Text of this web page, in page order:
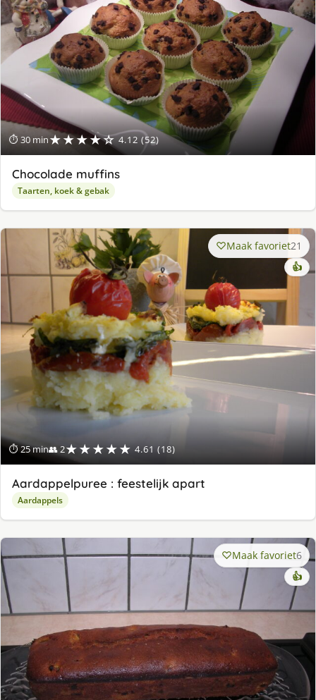
⏱ 30 min★★★★☆ 4.12 (52)
Chocolade muffins
Taarten, koek & gebak
⏱ 25 min👥 2★★★★★ 4.61 (18)
Maak favoriet21
👍
Aardappelpuree : feestelijk apart
Aardappels
Maak favoriet6
👍